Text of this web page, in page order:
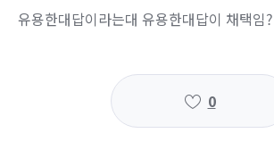
유용한대답이라는대 유용한대답이 채택임?
0